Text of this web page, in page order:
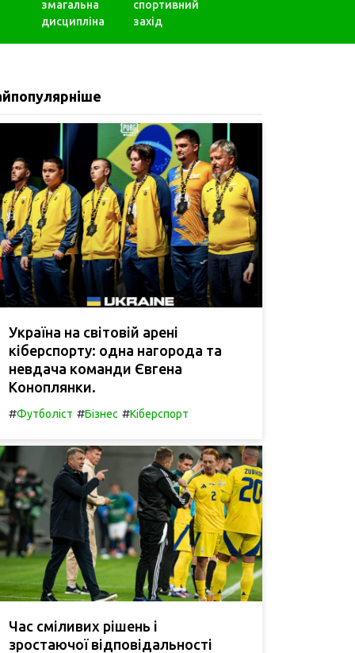
змагальна
дисципліна
спортивний
захід
Україна на світовій арені
кіберспорту: одна нагорода та
невдача команди Євгена
Коноплянки.
#Футболіст #Бізнес #Кіберспорт
Час сміливих рішень і
зростаючої відповідальності